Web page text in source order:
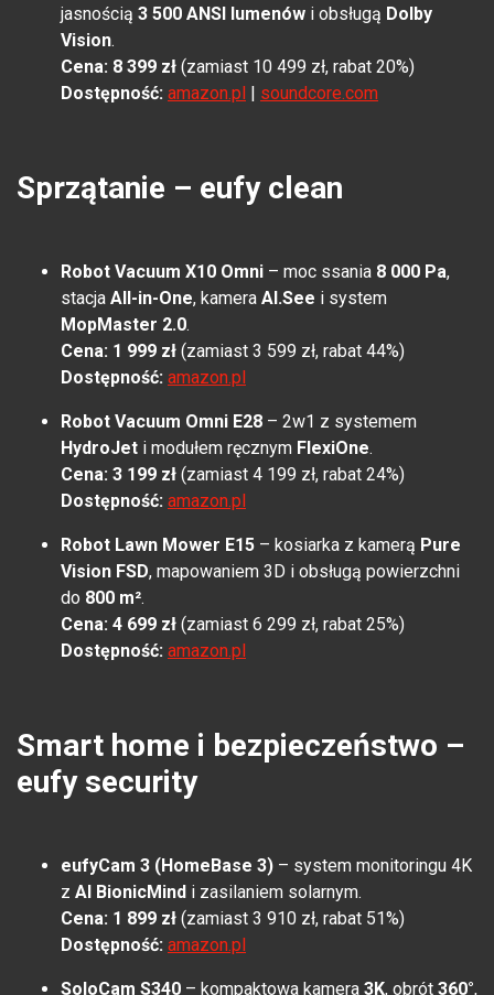
jasnością 3 500 ANSI lumenów i obsługą Dolby
Vision.
Cena: 8 399 zł (zamiast 10 499 zł, rabat 20%)
Dostępność: amazon.pl soundcore.com
Sprzątanie – eufy clean
Robot Vacuum X10 Omni – moc ssania 8 000 Pa,
stacja All-in-One, kamera AI.See i system
MopMaster 2.0.
Cena: 1 999 zł (zamiast 3 599 zł, rabat 44%)
Dostępność: amazon.pl
Robot Vacuum Omni E28 – 2w1 z systemem
HydroJet i modułem ręcznym FlexiOne.
Cena: 3 199 zł (zamiast 4 199 zł, rabat 24%)
Dostępność: amazon.pl
Robot Lawn Mower E15 – kosiarka z kamerą Pure
Vision FSD, mapowaniem 3D i obsługą powierzchni
do 800 m².
Cena: 4 699 zł (zamiast 6 299 zł, rabat 25%)
Dostępność: amazon.pl
Smart home i bezpieczeństwo –
eufy security
eufyCam 3 (HomeBase 3) – system monitoringu 4K
z AI BionicMind i zasilaniem solarnym.
Cena: 1 899 zł (zamiast 3 910 zł, rabat 51%)
Dostępność: amazon.pl
SoloCam S340 – kompaktowa kamera 3K, obrót 360°,